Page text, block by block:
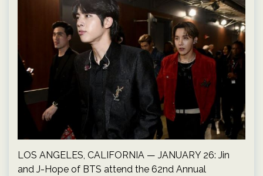
LOS ANGELES, CALIFORNIA — JANUARY 26: Jin
and J-Hope of BTS attend the 62nd Annual